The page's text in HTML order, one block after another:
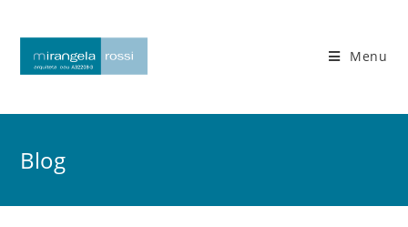
content
Menu
Blog